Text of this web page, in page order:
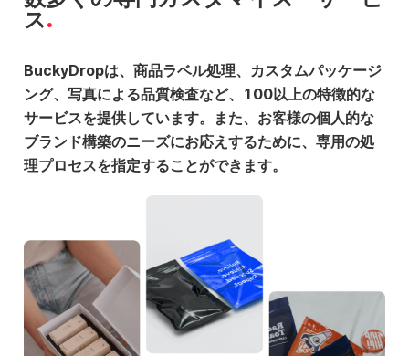
ス
BuckyDropは、商品ラベル処理、カスタムパッケージ
ング、写真による品質検査など、100以上の特徴的な
サービスを提供しています。また、お客様の個人的な
ブランド構築のニーズにお応えするために、専用の処
理プロセスを指定することができます。